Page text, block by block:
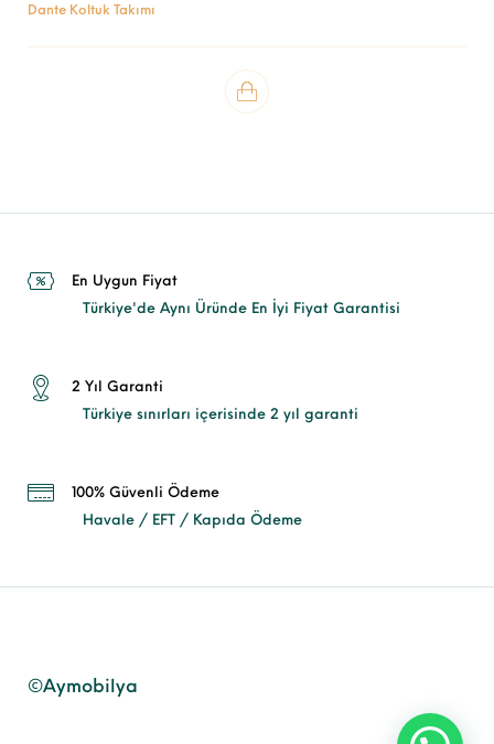
Dante Koltuk Takımı
En Uygun Fiyat
Türkiye'de Aynı Üründe En İyi Fiyat Garantisi
2 Yıl Garanti
Türkiye sınırları içerisinde 2 yıl garanti
100% Güvenli Ödeme
Havale / EFT / Kapıda Ödeme
©Aymobilya